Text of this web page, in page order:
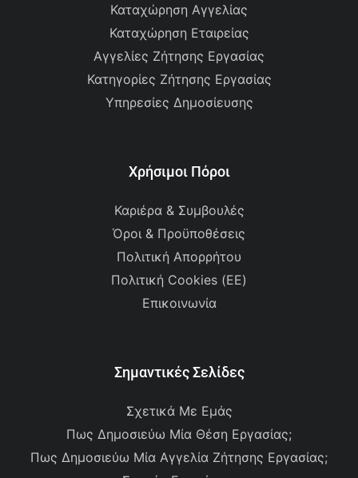
Καταχώρηση Αγγελίας
Καταχώρηση Εταιρείας
Αγγελίες Ζήτησης Εργασίας
Κατηγορίες Ζήτησης Εργασίας
Υπηρεσίες Δημοσίευσης
Χρήσιμοι Πόροι
Καριέρα & Συμβουλές
Όροι & Προϋποθέσεις
Πολιτική Απορρήτου
Πολιτική Cookies (ΕΕ)
Επικοινωνία
Σημαντικές Σελίδες
Σχετικά Με Εμάς
Πως Δημοσιεύω Μία Θέση Εργασίας;
Πως Δημοσιεύω Μία Αγγελία Ζήτησης Εργασίας;